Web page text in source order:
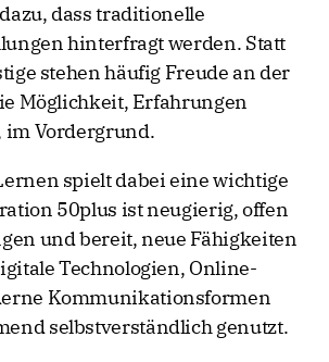
dass traditionelle
hinterfragt werden. Statt
stehen häufig Freude an der
Möglichkeit, Erfahrungen
im Vordergrund.
spielt dabei eine wichtige
50plus ist neugierig, offen
und bereit, neue Fähigkeiten
Technologien, Online-
Kommunikationsformen
selbstverständlich genutzt.